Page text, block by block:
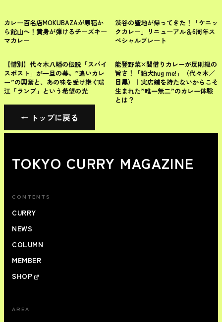
渋谷区
カレー百名店MOKUBAZAが原宿か
ら館山へ！黄身が弾けるチーズキー
マカレー
渋谷区
渋谷の聖地が帰ってきた！「ケニッ
クカレー」リニューアル＆6周年ス
ペシャルプレート
渋谷区
【惜別】代々木八幡の伝説「スパイ
スポスト」が一旦の幕。”追いカレ
ー”の興奮と、あの味を受け継ぐ瑞
江「ランプ」という希望の光
東京のカレー
能登野菜×間借りカレーが反則級の
旨さ！「狛犬hug me!」（代々木／
目黒）｜実店舗を持たないからこそ
生まれた”唯一無二”のカレー体験
とは？
← トップに戻る
TOKYO CURRY MAGAZINE
CONTENTS
CURRY
NEWS
COLUMN
MEMBER
SHOP
AREA